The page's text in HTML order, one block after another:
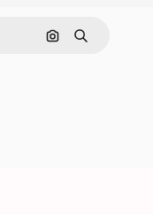
Pesquisar por
Buscar